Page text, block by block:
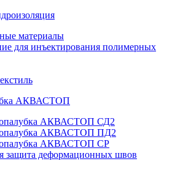
материалы
для инъектирования полимерных
АКВАСТОП
опалубка АКВАСТОП СД2
опалубка АКВАСТОП ПД2
опалубка АКВАСТОП СР
защита деформационных швов